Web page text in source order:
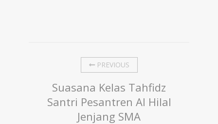
PREVIOUS
Suasana Kelas Tahfidz
Santri Pesantren Al Hilal
Jenjang SMA